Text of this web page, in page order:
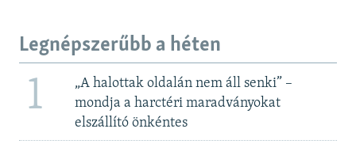
Legnépszerűbb a héten
1
„A halottak oldalán nem áll senki” –
mondja a harctéri maradványokat
elszállító önkéntes